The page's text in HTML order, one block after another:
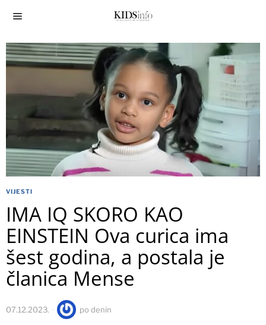
VIJESTI
IMA IQ SKORO KAO
EINSTEIN Ova curica ima
šest godina, a postala je
članica Mense
07.12.2023. po denin